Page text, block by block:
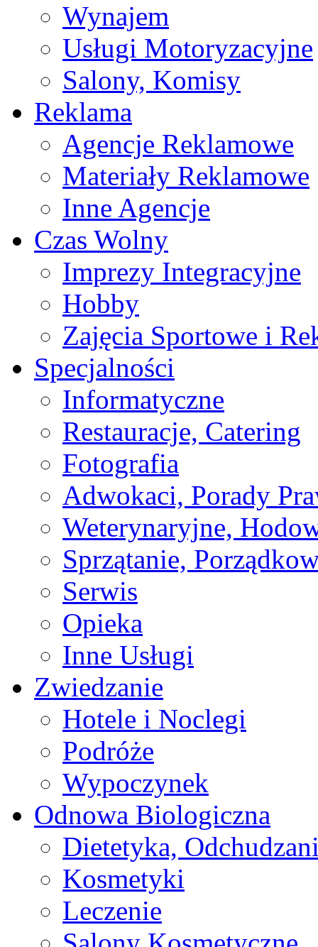
Wynajem
Usługi Motoryzacyjne
Salony, Komisy
Reklama
Agencje Reklamowe
Materiały Reklamowe
Inne Agencje
Czas Wolny
Imprezy Integracyjne
Hobby
Zajęcia Sportowe i
Specjalności
Informatyczne
Restauracje, Catering
Fotografia
Adwokaci, Porady
Weterynaryjne,
Sprzątanie,
Serwis
Opieka
Inne Usługi
Zwiedzanie
Hotele i Noclegi
Podróże
Wypoczynek
Odnowa Biologiczna
Dietetyka,
Kosmetyki
Leczenie